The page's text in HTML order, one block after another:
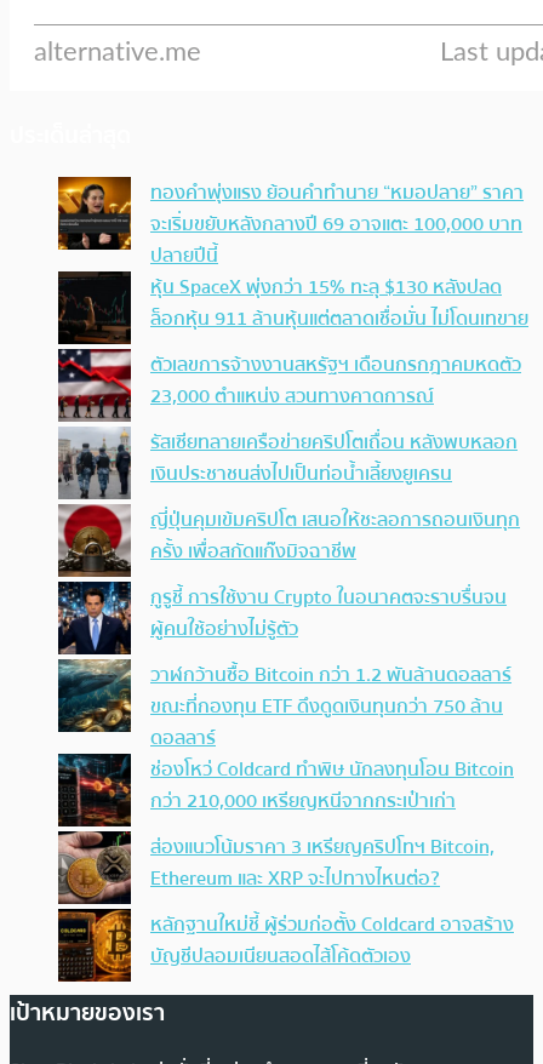
ทองคำพุ่งแรง ย้อนคำทำนาย “หมอปลาย” ราคา
จะเริ่มขยับหลังกลางปี 69 อาจแตะ 100,000 บาท
ปลายปีนี้
หุ้น SpaceX พุ่งกว่า 15% ทะลุ $130 หลังปลด
ล็อกหุ้น 911 ล้านหุ้นแต่ตลาดเชื่อมั่น ไม่โดนเทขาย
ตัวเลขการจ้างงานสหรัฐฯ เดือนกรกฎาคมหดตัว
23,000 ตำแหน่ง สวนทางคาดการณ์
รัสเซียทลายเครือข่ายคริปโตเถื่อน หลังพบหลอก
เงินประชาชนส่งไปเป็นท่อน้ำเลี้ยงยูเครน
ญี่ปุ่นคุมเข้มคริปโต เสนอให้ชะลอการถอนเงินทุก
ครั้ง เพื่อสกัดแก๊งมิจฉาชีพ
กูรูชี้ การใช้งาน Crypto ในอนาคตจะราบรื่นจน
ผู้คนใช้อย่างไม่รู้ตัว
วาฬกว้านซื้อ Bitcoin กว่า 1.2 พันล้านดอลลาร์
ขณะที่กองทุน ETF ดึงดูดเงินทุนกว่า 750 ล้าน
ดอลลาร์
ช่องโหว่ Coldcard ทำพิษ นักลงทุนโอน Bitcoin
กว่า 210,000 เหรียญหนีจากกระเป๋าเก่า
ส่องแนวโน้มราคา 3 เหรียญคริปโทฯ Bitcoin,
Ethereum และ XRP จะไปทางไหนต่อ?
หลักฐานใหม่ชี้ ผู้ร่วมก่อตั้ง Coldcard อาจสร้าง
บัญชีปลอมเนียนสอดไส้โค้ดตัวเอง
เป้าหมายของเรา